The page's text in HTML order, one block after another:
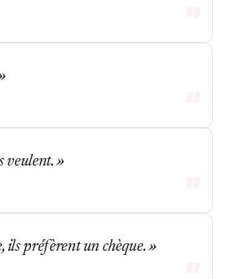
veulent.
ils préfèrent un chèque.